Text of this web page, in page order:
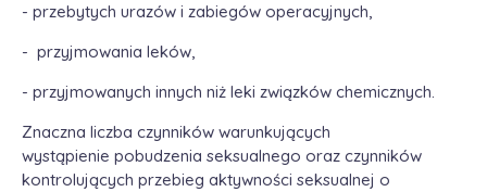
- przebytych urazów i zabiegów operacyjnych,
​- przyjmowania leków,
​- przyjmowanych innych niż leki związków chemicznych.
Znaczna liczba czynników warunkujących
wystąpienie pobudzenia seksualnego oraz czynników
kontrolujących przebieg aktywności seksualnej o